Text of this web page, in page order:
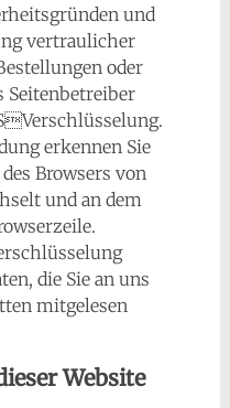
und
vertraulicher
oder
Seitenbetreiber
erkennen Sie
Browsers von
und an dem
die Sie an uns
mitgelesen
Website